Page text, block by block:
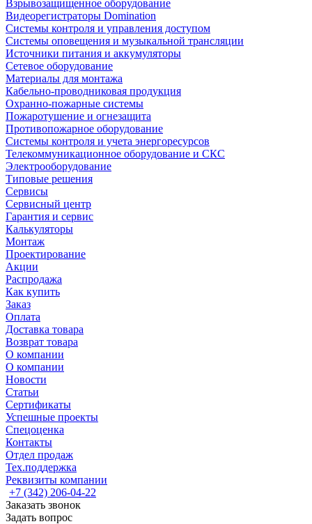
Взрывозащищенное оборудование
Видеорегистраторы Domination
Системы контроля и управления доступом
Системы оповещения и музыкальной трансляции
Источники питания и аккумуляторы
Сетевое оборудование
Материалы для монтажа
Кабельно-проводниковая продукция
Охранно-пожарные системы
Пожаротушение и огнезащита
Противопожарное оборудование
Системы контроля и учета энергоресурсов
Телекоммуникационное оборудование и СКС
Электрооборудование
Типовые решения
Сервисы
Сервисный центр
Гарантия и сервис
Калькуляторы
Монтаж
Проектирование
Акции
Распродажа
Как купить
Заказ
Оплата
Доставка товара
Возврат товара
О компании
О компании
Новости
Статьи
Сертификаты
Успешные проекты
Спецоценка
Контакты
Отдел продаж
Тех.поддержка
Реквизиты компании
+7 (342) 206-04-22
Заказать звонок
Задать вопрос